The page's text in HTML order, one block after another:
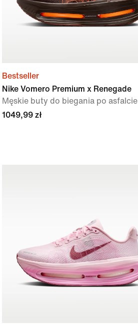
Bestseller
Nike Vomero Premium x Renegade
Męskie buty do biegania po asfalcie
1049,99 zł